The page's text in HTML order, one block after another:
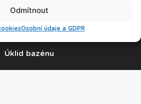
Odmítnout
Osobní údaje a GDPR
Úklid bazénu